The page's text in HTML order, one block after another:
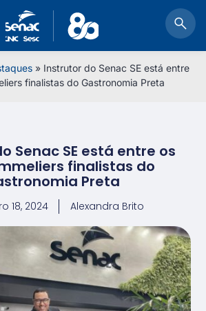
» Instrutor do Senac SE está entre
finalistas do Gastronomia Preta
Senac SE está entre os
finalistas do
Preta
18, 2024 Alexandra Brito